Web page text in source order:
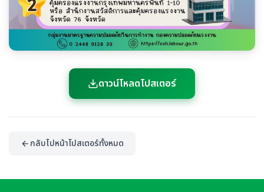
ดาวน์โหลดโปสเตอร์
กลับไปหน้าโปสเตอร์ทั้งหมด